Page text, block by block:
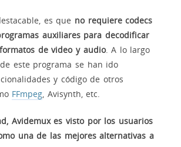
es que no requiere codecs
auxiliares para decodificar
de video y audio. A lo largo
este programa se han ido
y código de otros
FFmpeg , Avisynth, etc.
Avidemux es visto por los usuarios
una de las mejores alternativas a